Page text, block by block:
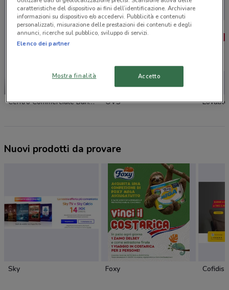
Centro Commerciale BariBlu OVS Lovable
Nuovi prodotti da provare
Sky Foxy Cofidis
caratteristiche del dispositivo ai fini dell’identificazione. Archiviare
informazioni su dispositivo e/o accedervi. Pubblicità e contenuti
personalizzati, misurazione delle prestazioni dei contenuti e degli
annunci, ricerche sul pubblico, sviluppo di servizi.
Elenco dei partner
Mostra finalità Accetto